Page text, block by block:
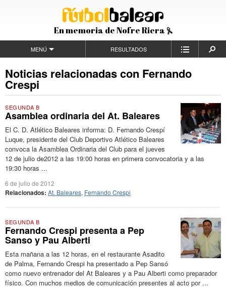
En memoria de Nofre Riera
MENÚ RESULTADOS
Noticias relacionadas con Fernando
Crespi
SEGUNDA B
Asamblea ordinaria del At. Baleares
El C. D. Atlético Baleares informa: D. Fernando Crespí
Luque, presidente del Club Deportivo Atlético Baleares
convoca la Asamblea Ordinaria del Club para el jueves
12 de julio de2012 a las 19:00 horas en primera convocatoria y a las
19:30 horas ...
6 de julio de 2012
Relacionados: At. Baleares, Fernando Crespi
SEGUNDA B
Fernando Crespi presenta a Pep
Sanso y Pau Alberti
Esta mañana a las 12 horas, en el restaurante Asadito
de Palma, Fernando Crespi ha presentado a Pep Sansó
como nuevo entrenador del At Baleares y a Pau Alberti como preparador
físico. Con muchos medios de comunicación presentes al acto por ...